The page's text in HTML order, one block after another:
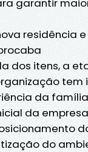
garantir
residência
dos itens, a
tem
da
da
do